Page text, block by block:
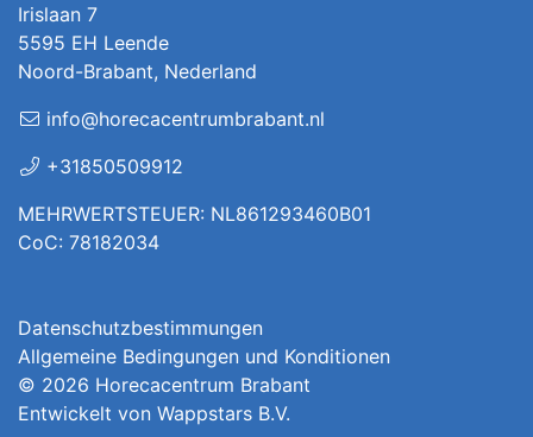
Irislaan 7
5595 EH Leende
Noord-Brabant, Nederland
info@horecacentrumbrabant.nl
+31850509912
MEHRWERTSTEUER: NL861293460B01
CoC: 78182034
Datenschutzbestimmungen
Allgemeine Bedingungen und Konditionen
© 2026 Horecacentrum Brabant
Entwickelt von Wappstars B.V.